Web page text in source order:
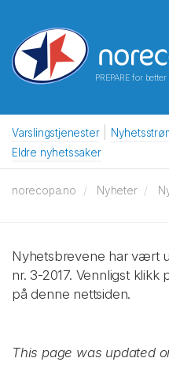
PREPARE for
Varslingstjenester
Eldre nyhetssaker
norecopa.no Nyheter
Nyhetsbrevene har vært
nr. 3-2017. Vennligst klikk
på denne nettsiden.
This page was updated